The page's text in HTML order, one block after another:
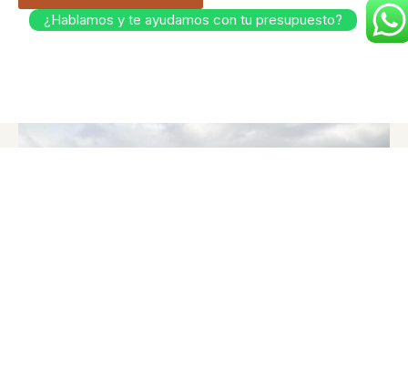
¿Hablamos y te ayudamos con tu presupuesto?